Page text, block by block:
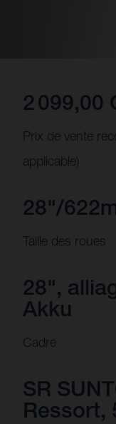
2 099,00
Prix de vente
applicable)
28"/
Taille des roues
28",
Akku
Cadre
SR
Ressort,